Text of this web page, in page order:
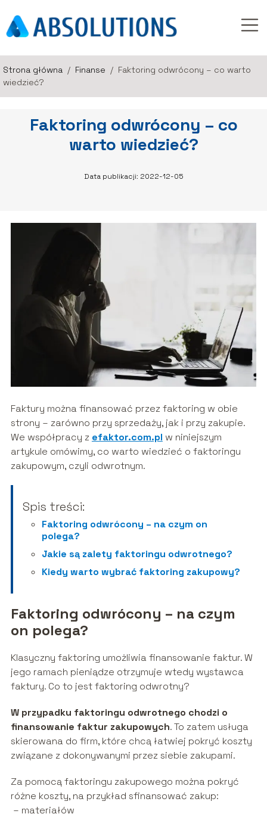
Strona główna / Finanse / Faktoring odwrócony – co warto
wiedzieć?
Faktoring odwrócony – co
warto wiedzieć?
Data publikacji: 2022-12-05
Faktury można finansować przez faktoring w obie
strony – zarówno przy sprzedaży, jak i przy zakupie.
We współpracy z efaktor.com.pl w niniejszym
artykule omówimy, co warto wiedzieć o faktoringu
zakupowym, czyli odwrotnym.
Spis treści:
Faktoring odwrócony – na czym on
polega?
Jakie są zalety faktoringu odwrotnego?
Kiedy warto wybrać faktoring zakupowy?
Faktoring odwrócony – na czym
on polega?
Klasyczny faktoring umożliwia finansowanie faktur. W
jego ramach pieniądze otrzymuje wtedy wystawca
faktury. Co to jest faktoring odwrotny?
W przypadku faktoringu odwrotnego chodzi o
finansowanie faktur zakupowych. To zatem usługa
skierowana do firm, które chcą łatwiej pokryć koszty
związane z dokonywanymi przez siebie zakupami.
Za pomocą faktoringu zakupowego można pokryć
różne koszty, na przykład sfinansować zakup:
– materiałów